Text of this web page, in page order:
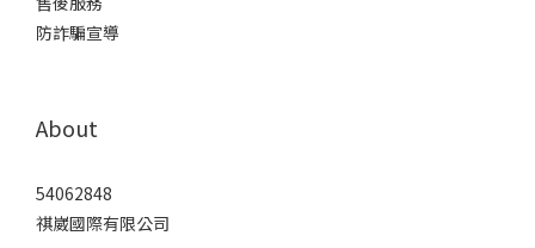
防詐騙宣導
About
54062848
祺崴國際有限公司